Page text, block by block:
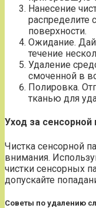
Нанесение
распределите
поверхности.
Ожидание.
течение
Удаление
смоченной в
Полировка.
тканью для
Уход за сенсорной
Чистка сенсорной
внимания.
чистки сенсорных
допускайте
Советы по удалению